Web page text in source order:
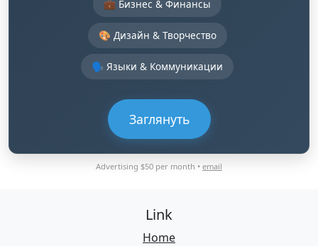
💼 Бизнес & Финансы
🎨 Дизайн & Творчество
🗣️ Языки & Коммуникации
Заглянуть
Advertising $50 per month • email
Link
Home